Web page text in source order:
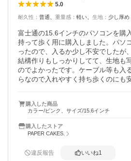
5.0
耐久性 ： 普通 重量感 ： 軽い 生地 ： 少し厚め
富士通の15.6インチのパソコンを購
持って歩く用に購入しました。パソ
ったので、入るか少し不安でしたが
結構作りもしっかりしてて、生地も
のでよかったです。ケーブル等も入
らなので入れやすく持ち歩くのにも
す。購入した商品
カラー/ピンク、サイズ/15.6インチ
購入したストア
PAPER CAKES.
違反報告 いいね1